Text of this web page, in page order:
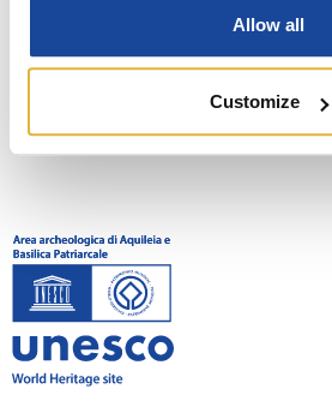
Allow all
Customize
Europäische Tage